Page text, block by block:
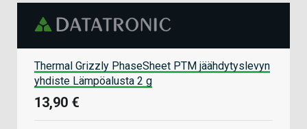
Thermal Grizzly PhaseSheet PTM jäähdytyslevyn
yhdiste Lämpöalusta 2 g
13,90 €